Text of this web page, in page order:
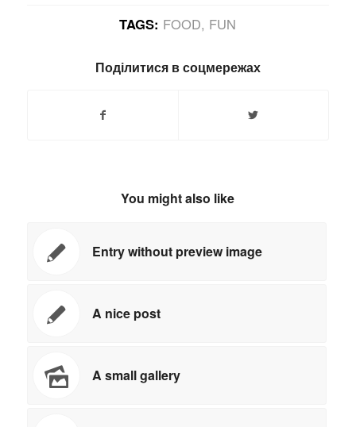
TAGS: FOOD, FUN
Поділитися в соцмережах
You might also like
Entry without preview image
A nice post
A small gallery